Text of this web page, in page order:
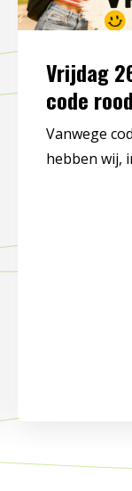
Vrijdag
code rood
Vanwege
hebben wij,